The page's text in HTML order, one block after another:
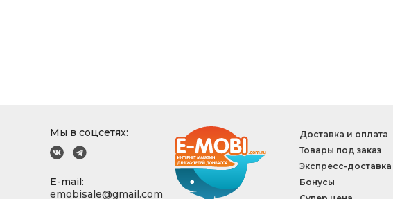
Мы в соцсетях:
E-mail:
emobisale@gmail.com
Доставка и оплата
Товары под заказ
Экспресс-доставка
Бонусы